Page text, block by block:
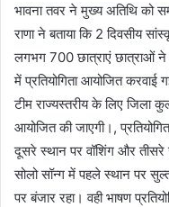
भावना तवर ने मुख्य अतिथि को
राणा ने बताया कि 2 दिवसीय
लगभग 700 छात्राएं छात्राओं ने
में प्रतियोगिता आयोजित
टीम राज्यस्तरीय के लिए
आयोजित की जाएगी।,
दूसरे स्थान पर वॉशिंग और
सोलो सॉन्ग में पहले स्थान पर
पर बंजार रहा। वही भाषण